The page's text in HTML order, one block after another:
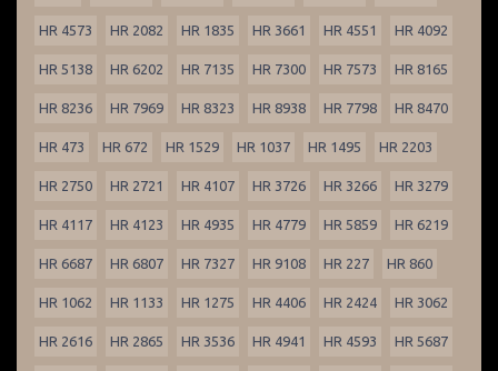
HR 4573 HR 2082 HR 1835 HR 3661 HR 4551 HR 4092
HR 5138 HR 6202 HR 7135 HR 7300 HR 7573 HR 8165
HR 8236 HR 7969 HR 8323 HR 8938 HR 7798 HR 8470
HR 473 HR 672 HR 1529 HR 1037 HR 1495 HR 2203
HR 2750 HR 2721 HR 4107 HR 3726 HR 3266 HR 3279
HR 4117 HR 4123 HR 4935 HR 4779 HR 5859 HR 6219
HR 6687 HR 6807 HR 7327 HR 9108 HR 227 HR 860
HR 1062 HR 1133 HR 1275 HR 4406 HR 2424 HR 3062
HR 2616 HR 2865 HR 3536 HR 4941 HR 4593 HR 5687